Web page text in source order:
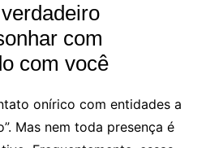
com
com você
onírico com entidades a
Mas nem toda presença é